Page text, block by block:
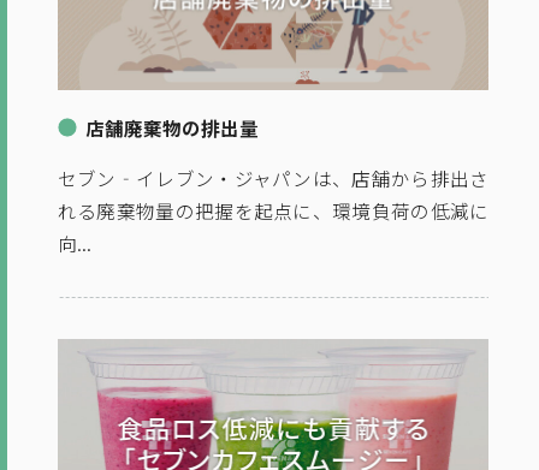
店舗廃棄物の排出量
セブン‐イレブン・ジャパンは、店舗から排出さ
れる廃棄物量の把握を起点に、環境負荷の低減に
向...